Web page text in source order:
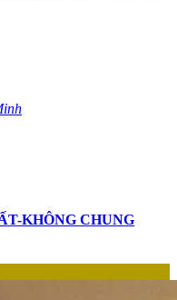
KHÔNG CHUNG